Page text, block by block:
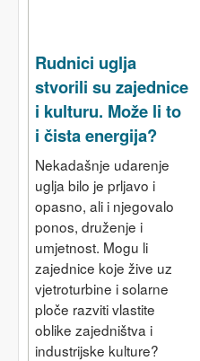
Rudnici uglja
stvorili su zajednice
i kulturu. Može li to
i čista energija?
Nekadašnje udarenje
uglja bilo je prljavo i
opasno, ali i njegovalo
ponos, druženje i
umjetnost. Mogu li
zajednice koje žive uz
vjetroturbine i solarne
ploče razviti vlastite
oblike zajedništva i
industrijske kulture?